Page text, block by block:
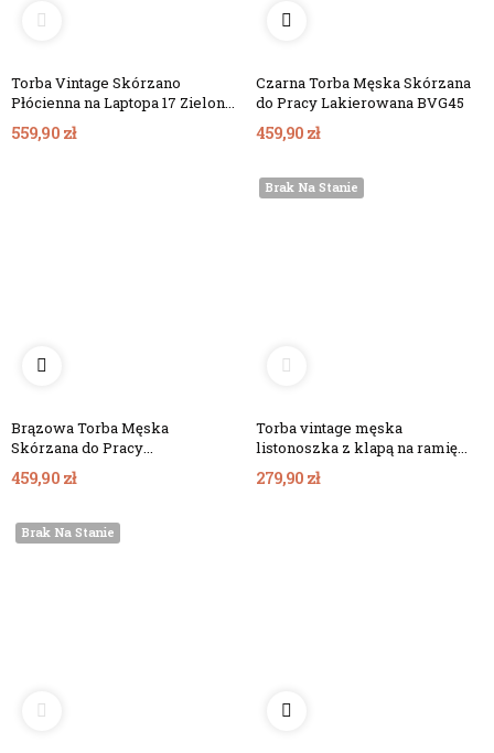
Torba Vintage Skórzano
Płócienna na Laptopa 17 Zielona
Forester BF91
559,90 zł
Czarna Torba Męska Skórzana
do Pracy Lakierowana BVG45
459,90 zł
Brązowa Torba Męska
Skórzana do Pracy
Lakierowana BVG45
459,90 zł
Brak Na Stanie
Torba vintage męska
listonoszka z klapą na ramię
szara BV17
279,90 zł
Brak Na Stanie